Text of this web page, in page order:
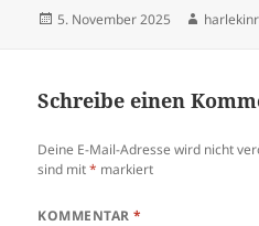
Veröffentlicht
5. November 2025 Autor
Schreibe einen
Deine E-Mail-Adresse wird nicht
sind mit* markiert
KOMMENTAR*